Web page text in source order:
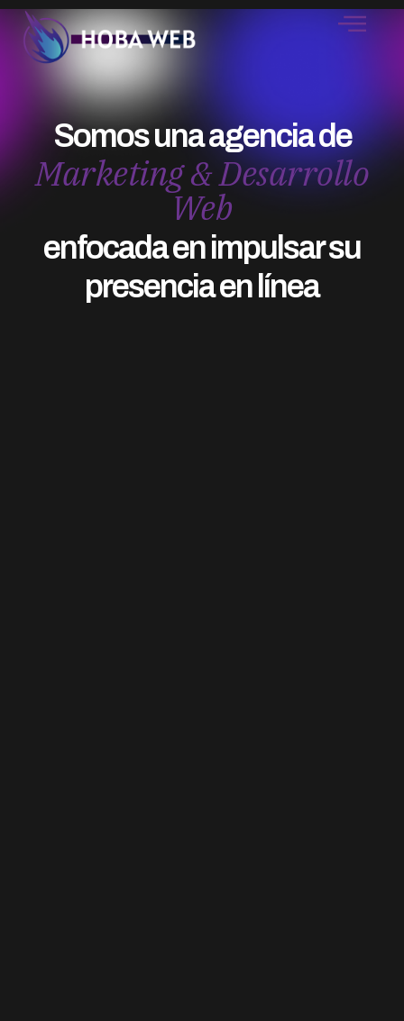
Somos una agencia de
Marketing & Desarrollo
Web
enfocada en impulsar su
presencia en línea